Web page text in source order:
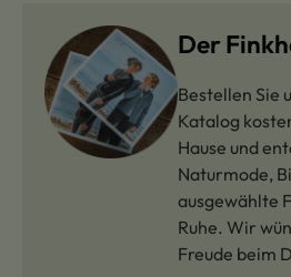
Der
Bestellen Sie
Katalog
Hause und
Naturmode,
ausgewählte
Ruhe. Wir
Freude beim